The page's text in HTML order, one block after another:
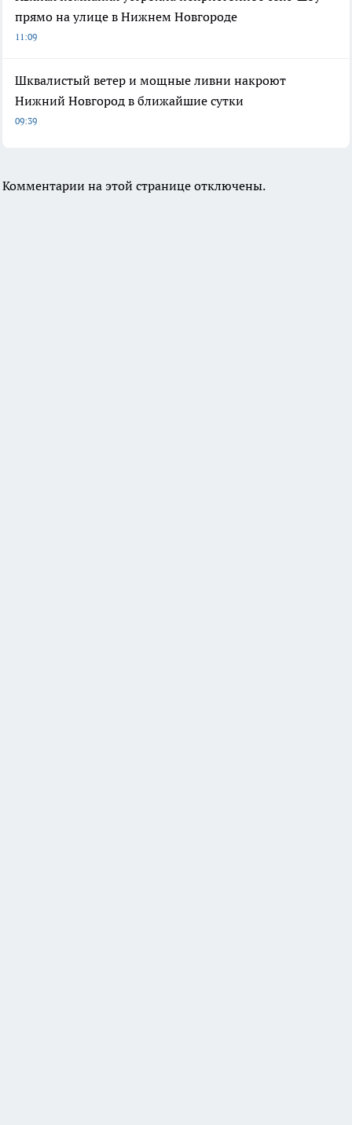
прямо на улице в Нижнем Новгороде
11:09
Шквалистый ветер и мощные ливни накроют
Нижний Новгород в ближайшие сутки
09:39
Комментарии на этой странице отключены.